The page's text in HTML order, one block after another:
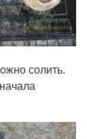
солить.